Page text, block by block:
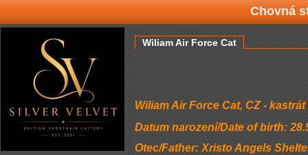
Chovná
Wiliam Air Force Cat
Wiliam Air Force Cat, CZ - kastrát
Datum narození/Date of birth:
Otec/Father: Xristo Angels